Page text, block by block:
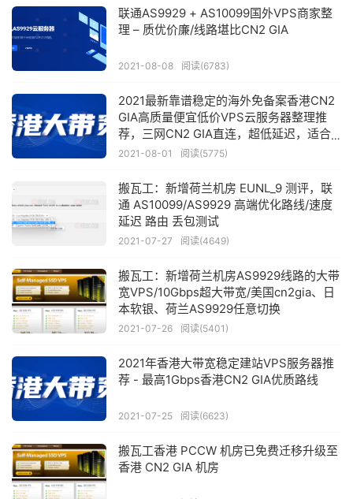
联通AS9929 + AS10099国外VPS商家整
理 – 质优价廉/线路堪比CN2 GIA
2021-08-08 阅读(6783)
2021最新靠谱稳定的海外免备案香港CN2
GIA高质量便宜低价VPS云服务器整理推
荐，三网CN2 GIA直连，超低延迟，适合
高速建站业务需求的免备案香港VPS云服
2021-08-01 阅读(5775)
搬瓦工：新增荷兰机房 EUNL_9 测评，联
通 AS10099/AS9929 高端优化路线/速度
延迟 路由 丢包测试
2021-07-27 阅读(4649)
搬瓦工：新增荷兰机房AS9929线路的大带
宽VPS/10Gbps超大带宽/美国cn2gia、日
本软银、荷兰AS9929任意切换
2021-07-26 阅读(5401)
2021年香港大带宽稳定建站VPS服务器推
荐 - 最高1Gbps香港CN2 GIA优质路线
2021-07-25 阅读(6623)
搬瓦工香港 PCCW 机房已免费迁移升级至
香港 CN2 GIA 机房